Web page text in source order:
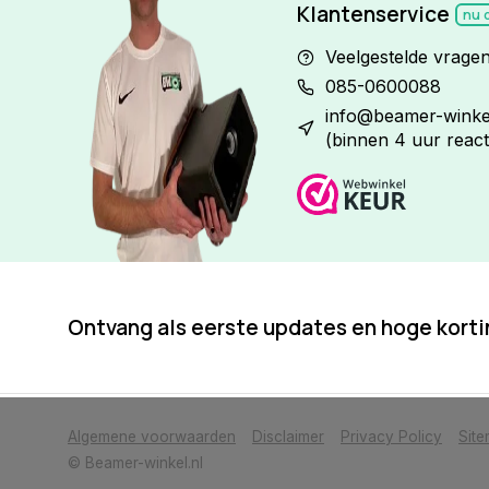
Klantenservice nu
Veelgestelde
085-0600088
info@beamer-
(binnen 4 uur
Ontvang als eerste updates en hoge
Algemene voorwaarden Disclaimer Privacy Policy
© Beamer-winkel.nl
            Wij slaan cookies op om onze website te verbeteren. Is dat akkoord?